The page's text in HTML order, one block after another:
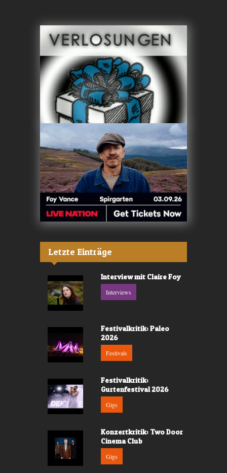
Letzte Einträge
Interview mit Claire Foy
Interviews
Festivalkritik: Paleo
2026
Festivals
Festivalkritik:
Gurtenfestival 2026
Gigs
Konzertkritik: Two Door
Cinema Club
Gigs